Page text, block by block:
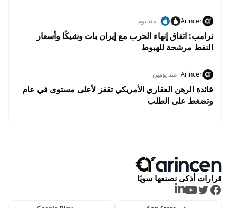
Arincen منذ يوم
ترامب: اتفاق إنهاء الحرب مع إيران بات وشيكًا وأسعار
النفط مرشحة للهبوط
Arincen منذ يومين
فائدة الرهن العقاري الأمريكي تقفز لأعلى مستوى في عام
وتضغط على الطلب
قرارات أذكى نصنعها سويًا
Facebook
Twitter
Youtube
LinkedIn